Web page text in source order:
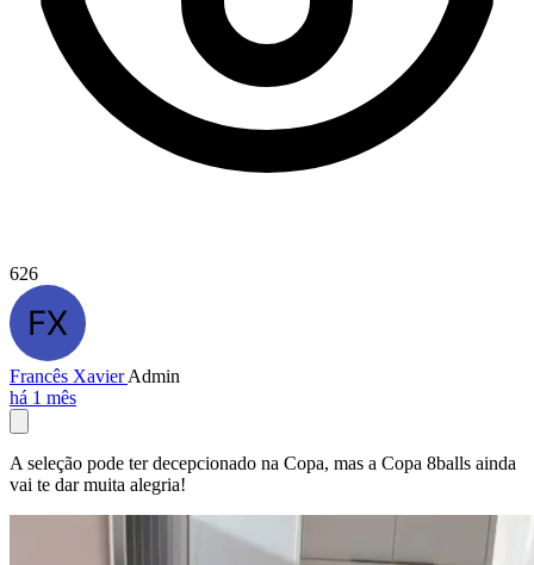
626
Francês XavierAdmin
há 1 mês
A seleção pode ter decepcionado na Copa, mas a Copa 8balls ainda
vai te dar muita alegria!